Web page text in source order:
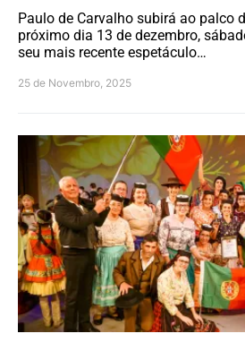
Paulo de Carvalho subirá ao palco
próximo dia 13 de dezembro,
seu mais recente espetáculo…
25 de Novembro, 2025